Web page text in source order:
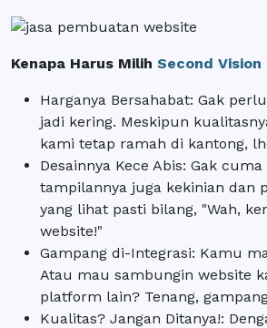
Kenapa Harus Milih Second Vision
Harganya Bersahabat: Gak
jadi kering. Meskipun
kami tetap ramah di kantong,
Desainnya Kece Abis: Gak
tampilannya juga kekinian dan
yang lihat pasti bilang, "Wah,
website!"
Gampang di-Integrasi: Kamu
Atau mau sambungin website
platform lain? Tenang,
Kualitas? Jangan Ditanya!: